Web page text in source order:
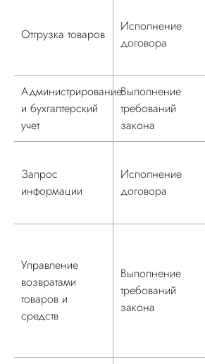
Отгрузка товаров
Исполнение
договора
Администрирование
и бухгалтерский
учет
Выполнение
требований
закона
Запрос
информации
Исполнение
договора
Управление
возвратами
товаров и
средств
Выполнение
требований
закона